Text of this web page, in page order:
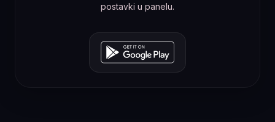
postavki u panelu.